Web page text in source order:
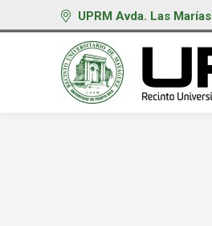
UPRM Avda. Las Marías